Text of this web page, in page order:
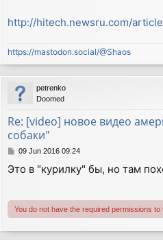
http://hitech.newsru.com/
https://mastodon.social/@Shaos
petrenko
Doomed
Re: [video] новое видео
собаки"
P
s
09 Jun 2016 09:24
Это в "курилку" бы, но там
You do not have the required permissions